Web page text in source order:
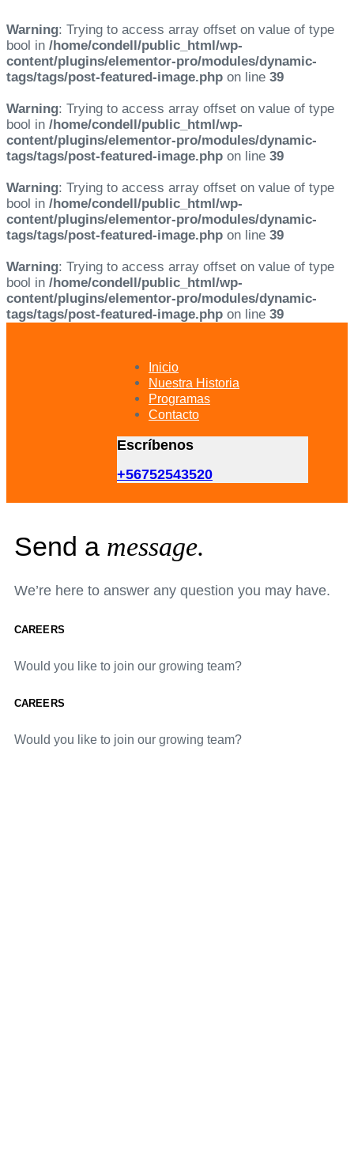
Warning: Trying to access array offset on value of type
bool in /home/condell/public_html/wp-
content/plugins/elementor-pro/modules/dynamic-
tags/tags/post-featured-image.php on line 39
Warning: Trying to access array offset on value of type
bool in /home/condell/public_html/wp-
content/plugins/elementor-pro/modules/dynamic-
tags/tags/post-featured-image.php on line 39
Warning: Trying to access array offset on value of type
bool in /home/condell/public_html/wp-
content/plugins/elementor-pro/modules/dynamic-
tags/tags/post-featured-image.php on line 39
Warning: Trying to access array offset on value of type
bool in /home/condell/public_html/wp-
content/plugins/elementor-pro/modules/dynamic-
tags/tags/post-featured-image.php on line 39
Inicio
Nuestra Historia
Programas
Contacto
Escríbenos
+56752543520
Send a message.
We’re here to answer any question you may have.
CAREERS
Would you like to join our growing team?
CAREERS
Would you like to join our growing team?